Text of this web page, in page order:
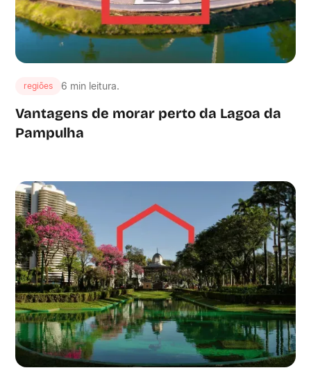
regiões 6 min leitura.
Vantagens de morar perto da Lagoa da
Pampulha